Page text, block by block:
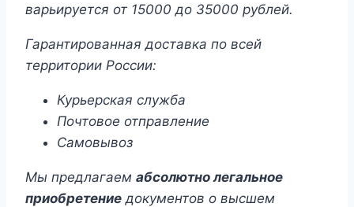
варьируется от 15000 до 35000 рублей.
Гарантированная доставка по всей
территории России:
Курьерская служба
Почтовое отправление
Самовывоз
Мы предлагаем абсолютно легальное
приобретение документов о высшем